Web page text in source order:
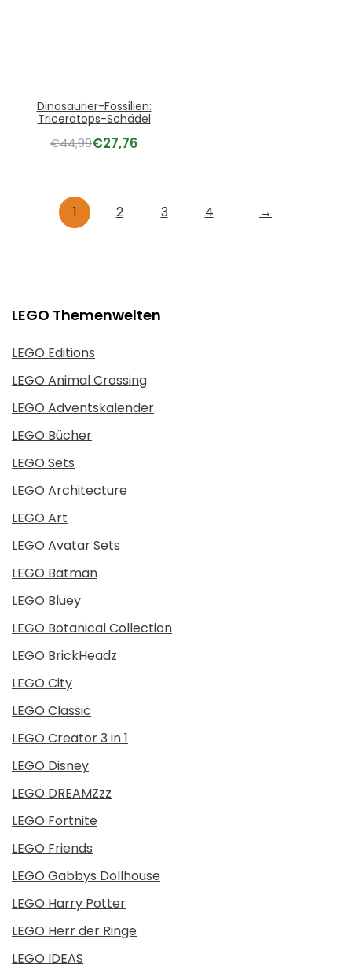
Dinosaurier-Fossilien:
Triceratops-Schädel
€44,99€27,76
1 2 3 4 →
LEGO Themenwelten
LEGO Editions
LEGO Animal Crossing
LEGO Adventskalender
LEGO Bücher
LEGO Sets
LEGO Architecture
LEGO Art
LEGO Avatar Sets
LEGO Batman
LEGO Bluey
LEGO Botanical Collection
LEGO BrickHeadz
LEGO City
LEGO Classic
LEGO Creator 3 in 1
LEGO Disney
LEGO DREAMZzz
LEGO Fortnite
LEGO Friends
LEGO Gabbys Dollhouse
LEGO Harry Potter
LEGO Herr der Ringe
LEGO IDEAS